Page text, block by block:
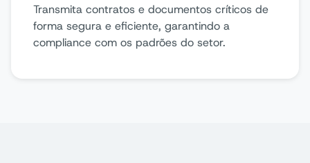
Transmita contratos e documentos críticos de
forma segura e eficiente, garantindo a
compliance com os padrões do setor.